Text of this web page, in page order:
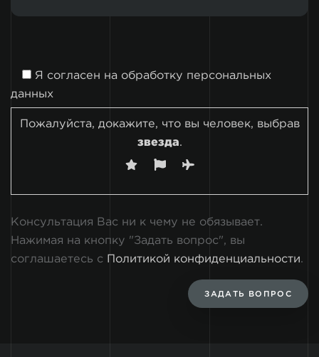
Я согласен на обработку персональных
данных
Пожалуйста, докажите, что вы человек, выбрав
звезда.
Консультация Вас ни к чему не обязывает.
Нажимая на кнопку "Задать вопрос", вы
соглашаетесь с Политикой конфиденциальности.
ЗАДАТЬ ВОПРОС